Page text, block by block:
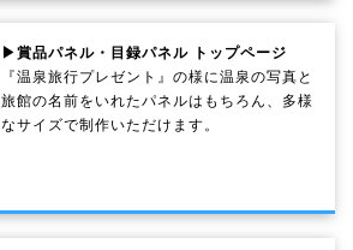
▶賞品パネル・目録パネル トップページ
『温泉旅行プレゼント』の様に温泉の写真と
旅館の名前をいれたパネルはもちろん、多様
なサイズで制作いただけます。